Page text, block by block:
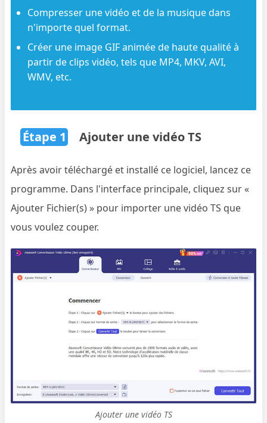
Compresser une vidéo et de la musique dans
n'importe quel format.
Créer une image GIF animée de haute qualité à
partir de clips vidéo, tels que MP4, MKV, AVI,
WMV, etc.
Étape 1 Ajouter une vidéo TS
Après avoir téléchargé et installé ce logiciel, lancez ce
programme. Dans l'interface principale, cliquez sur «
Ajouter Fichier(s) » pour importer une vidéo TS que
vous voulez couper.
Ajouter une vidéo TS